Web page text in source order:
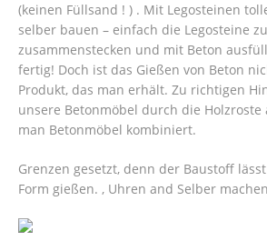
(keinen Füllsand ! ) . Mit Legosteinen
selber bauen – einfach die Legosteine
zusammenstecken und mit Beton
fertig! Doch ist das Gießen von Beton
Produkt, das man erhält. Zu richtigen
unsere Betonmöbel durch die Holzroste
man Betonmöbel kombiniert.
Grenzen gesetzt, denn der Baustoff
Form gießen. , Uhren and Selber